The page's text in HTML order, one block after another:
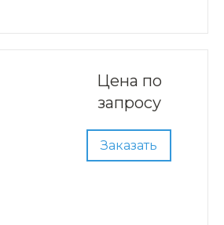
Цена по
запросу
Заказать